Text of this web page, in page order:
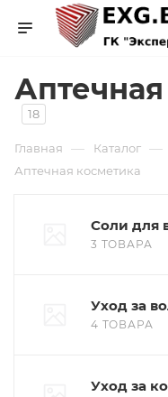
18
Главная — Каталог —
Аптечная косметика
Соли для
3 ТОВАРА
Уход за
4 ТОВАРА
Уход за